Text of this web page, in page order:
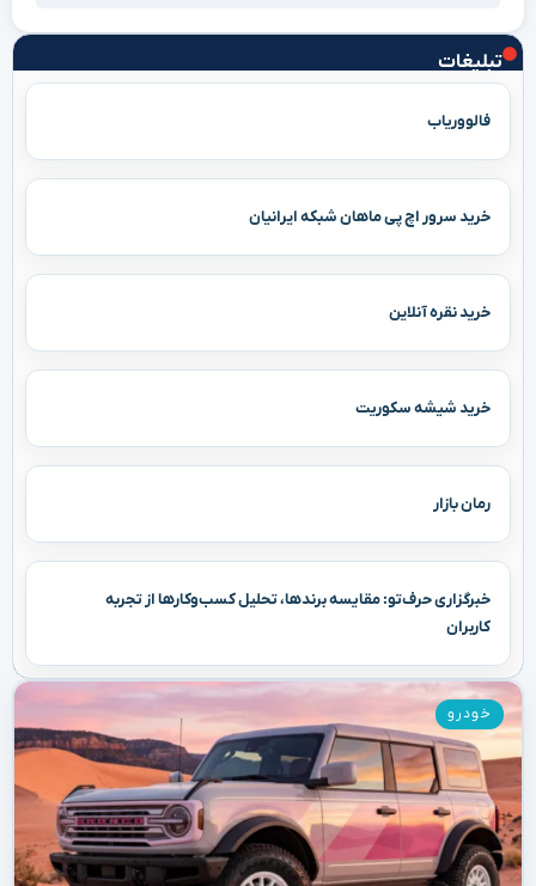
تبلیغات
فالووریاب
خرید سرور اچ پی ماهان شبکه ایرانیان
خرید نقره آنلاین
خرید شیشه سکوریت
رمان بازار
خبرگزاری حرف‌تو: مقایسه برندها، تحلیل کسب‌وکارها از تجربه
کاربران
خودرو